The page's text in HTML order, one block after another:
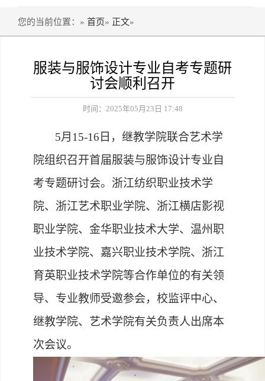
您的当前位置：» 首页» 正文»
服装与服饰设计专业自考专题研
讨会顺利召开
时间：2025年05月23日 17:48
5月 15-16 日，继教学院联合艺术学
院组织召开首届服装与服饰设计专业自
考专题研讨会。浙江纺织职业技术学
院、浙江艺术职业学院、浙江横店影视
职业学院、金华职业技术大学、温州职
业技术学院、嘉兴职业技术学院、浙江
育英职业技术学院等合作单位的有关领
导、专业教师受邀参会，校监评中心、
继教学院、艺术学院有关负责人出席本
次会议。